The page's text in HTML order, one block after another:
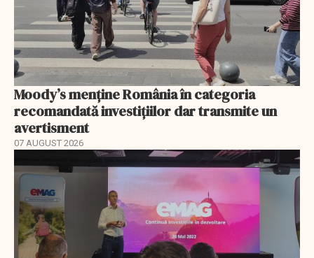
Moody’s menține România în categoria
recomandată investițiilor dar transmite un
avertisment
07 AUGUST 2026